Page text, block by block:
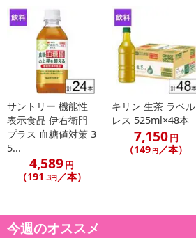
サントリー 機能性
表示食品 伊右衛門
プラス 血糖値対策 3
5...
4,589円
（191 .3円／本）
キリン 生茶 ラベル
レス 525ml×48本
7,150円
（149 円／本）
今週のオススメ